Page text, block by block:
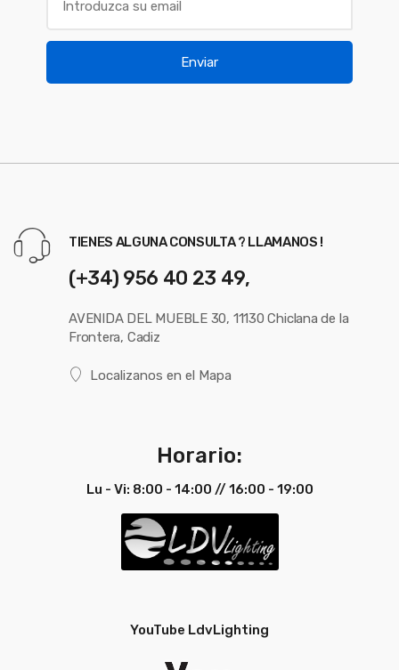
Enviar
TIENES ALGUNA CONSULTA ? LLAMANOS !
(+34) 956 40 23 49,
AVENIDA DEL MUEBLE 30, 11130 Chiclana de la
Frontera, Cadiz
Localizanos en el Mapa
Horario:
Lu - Vi: 8:00 - 14:00 // 16:00 - 19:00
YouTube LdvLighting